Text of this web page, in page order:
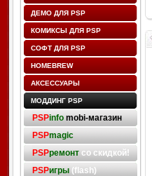
ДЕМО ДЛЯ PSP
КОМИКСЫ ДЛЯ PSP
СОФТ ДЛЯ PSP
HOMEBREW
АКСЕССУАРЫ
МОДДИНГ PSP
PSPinfo mobi-магазин
PSPmagic
PSPремонтсо скидкой!
PSPигры(flash)